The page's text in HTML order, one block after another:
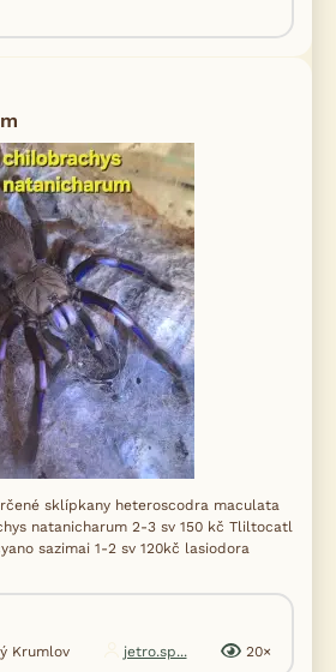
sklípkany heteroscodra maculata
natanicharum 2-3 sv 150 kč Tliltocatl
sazimai 1-2 sv 120kč lasiodora
Krumlov
jetro.sp... 20×